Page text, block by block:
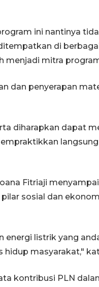
ini nantinya
di
menjadi mitra
dan penyerapan
diharapkan dapat
Fitriaji
sosial dan
energi listrik yang
masyarakat,"
kontribusi PLN
Waduk
menyusut